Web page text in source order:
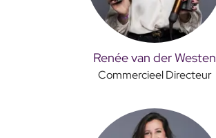
Renée van der Westen
Commercieel Directeur